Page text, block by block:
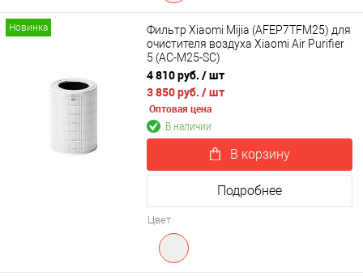
Новинка
Фильтр Xiaomi Mijia (AFEP7TFM25) для
очистителя воздуха Xiaomi Air Purifier
5 (AC-M25-SC)
4 810 руб. / шт
3 850 руб. / шт
Оптовая цена
В наличии
В корзину
Подробнее
Цвет